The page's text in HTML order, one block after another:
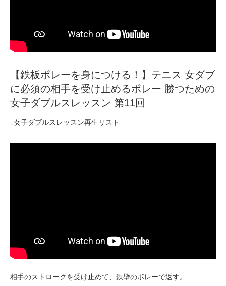
【鉄板ボレーを身につける！】テニス 女ダブ
に必須の相手を受け止めるボレー 勝つための
女子ダブルスレッスン 第11回
↓女子ダブルスレッスン再生リスト
相手のストロークを受け止めて、鉄壁のボレーで返す。